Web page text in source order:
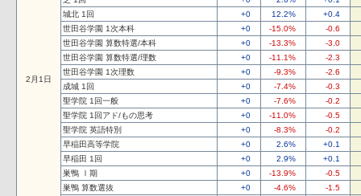
2月1日
城北 1回
+0 12.2%
+0.4
世田谷学園 1次本科
+0 -15.0%
-0.6
世田谷学園 算数特選/本科
+0 -13.3%
-3.0
世田谷学園 算数特選/理数
+0 -11.1%
-2.3
世田谷学園 1次理数
+0 -9.3%
-2.6
成城 1回
+0 -7.4%
-0.3
聖学院 1回一般
+0 -7.6%
-0.2
聖学院 1回アド/もの思考
+0 -11.0%
-0.5
聖学院 英語特別
+0 -8.3%
-0.2
早稲田高等学院
+0 2.6%
+0.1
早稲田 1回
+0 2.9%
+0.1
巣鴨 Ⅰ期
+0 -13.9%
-0.5
巣鴨 算数選抜
+0 -4.6%
-1.5